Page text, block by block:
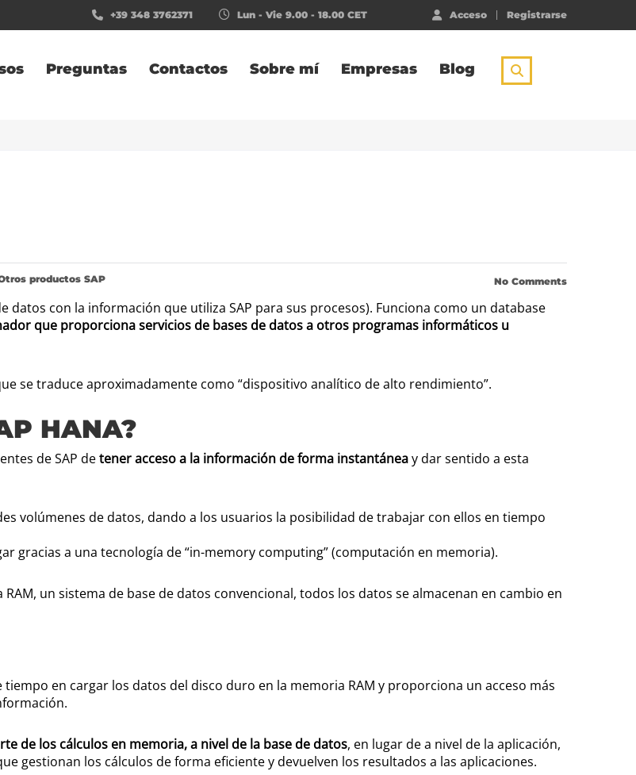
Acceso Registrarse
Lun - Vie 9.00 - 18.00 CET
+39 348 3762371
Preguntas Contactos Sobre mí Empresas Blog
productos SAP No Comments
datos con la información que utiliza SAP para sus procesos). Funciona como un database
que proporciona servicios de bases de datos a otros programas informáticos u
se traduce aproximadamente como “dispositivo analítico de alto rendimiento”.
HANA?
de SAP detener acceso a la información de forma instantáneay dar sentido a esta
volúmenes de datos, dando a los usuarios la posibilidad de trabajar con ellos en tiempo
gracias a una tecnología de “in-memory computing” (computación en memoria).
un sistema de base de datos convencional, todos los datos se almacenan en cambio en
en cargar los datos del disco duro en la memoria RAM y proporciona un acceso más
de los cálculos en memoria, a nivel de la base de datos, en lugar de a nivel de la aplicación,
gestionan los cálculos de forma eficiente y devuelven los resultados a las aplicaciones.